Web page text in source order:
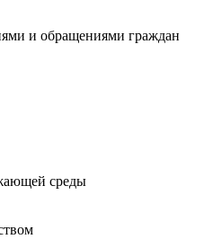
и обращениями граждан
среды